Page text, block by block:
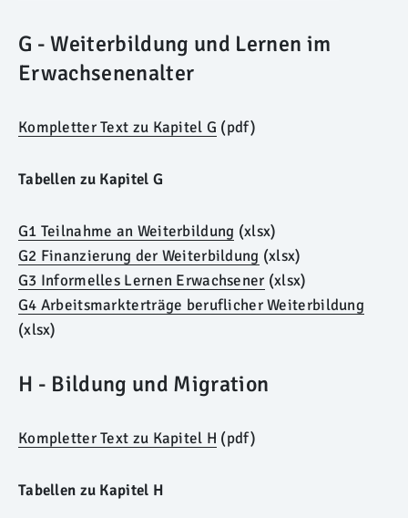
G - Weiterbildung und Lernen im
Erwachsenenalter
Kompletter Text zu Kapitel G (pdf)
Tabellen zu Kapitel G
G1 Teilnahme an Weiterbildung (xlsx)
G2 Finanzierung der Weiterbildung (xlsx)
G3 Informelles Lernen Erwachsener (xlsx)
G4 Arbeitsmarkterträge beruflicher Weiterbildung
(xlsx)
H - Bildung und Migration
Kompletter Text zu Kapitel H (pdf)
Tabellen zu Kapitel H